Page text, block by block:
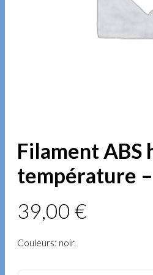
Filament ABS
température
39,00€
Couleurs: noir.